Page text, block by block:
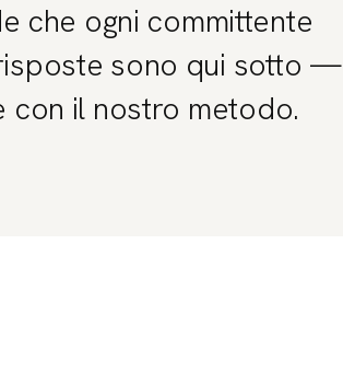
che ogni committente
sono qui sotto
con il nostro metodo.